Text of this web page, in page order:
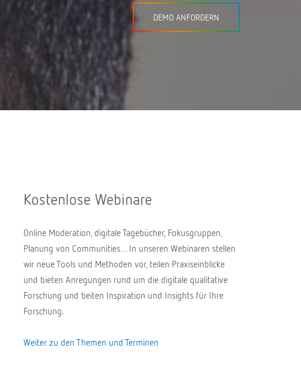
DEMO ANFORDERN
Kostenlose Webinare
Online Moderation, digitale Tagebücher, Fokusgruppen,
Planung von Communities… In unseren Webinaren stellen
wir neue Tools und Methoden vor, teilen Praxiseinblicke
und bieten Anregungen rund um die digitale qualitative
Forschung und beiten Inspiration und Insights für Ihre
Forschung.
Weiter zu den Themen und Terminen